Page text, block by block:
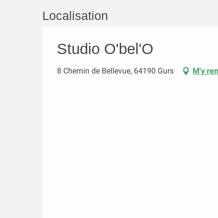
Localisation
Studio O'bel'O
8 Chemin de Bellevue, 64190 Gurs M'y